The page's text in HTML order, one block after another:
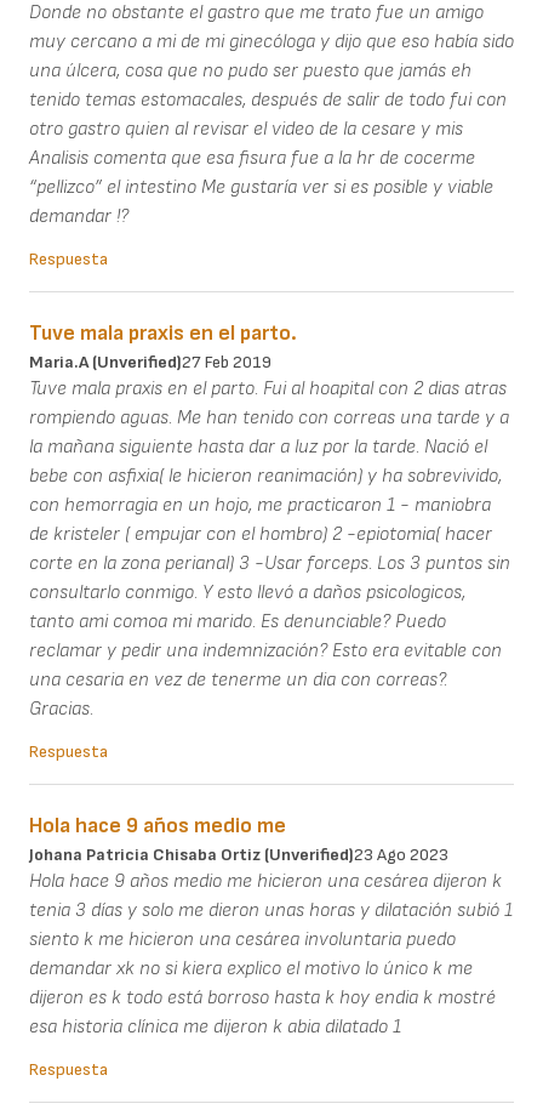
Donde no obstante el gastro que me trato fue un amigo
muy cercano a mi de mi ginecóloga y dijo que eso había sido
una úlcera, cosa que no pudo ser puesto que jamás eh
tenido temas estomacales, después de salir de todo fui con
otro gastro quien al revisar el video de la cesare y mis
Analisis comenta que esa fisura fue a la hr de cocerme
“pellizco” el intestino Me gustaría ver si es posible y viable
demandar !?
Respuesta
Tuve mala praxis en el parto.
Maria.A (unverified)27 Feb 2019
Tuve mala praxis en el parto. Fui al hoapital con 2 dias atras
rompiendo aguas. Me han tenido con correas una tarde y a
la mañana siguiente hasta dar a luz por la tarde. Nació el
bebe con asfixia( le hicieron reanimación) y ha sobrevivido,
con hemorragia en un hojo, me practicaron 1 - maniobra
de kristeler ( empujar con el hombro) 2 -epiotomia( hacer
corte en la zona perianal) 3 -Usar forceps. Los 3 puntos sin
consultarlo conmigo. Y esto llevó a daños psicologicos,
tanto ami comoa mi marido. Es denunciable? Puedo
reclamar y pedir una indemnización? Esto era evitable con
una cesaria en vez de tenerme un dia con correas?.
Gracias.
Respuesta
Hola hace 9 años medio me
Johana Patricia Chisaba Ortiz (unverified)23 Ago 2023
Hola hace 9 años medio me hicieron una cesárea dijeron k
tenia 3 días y solo me dieron unas horas y dilatación subió 1
siento k me hicieron una cesárea involuntaria puedo
demandar xk no si kiera explico el motivo lo único k me
dijeron es k todo está borroso hasta k hoy endia k mostré
esa historia clínica me dijeron k abia dilatado 1
Respuesta